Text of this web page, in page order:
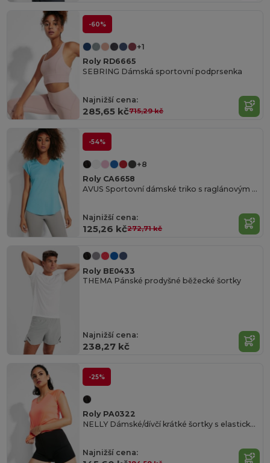
-60%
+1
Roly RD6665
SEBRING Dámská sportovní podprsenka
Najnižší cena:
285,65 kč715,29 kč
-54%
+8
Roly CA6658
AVUS Sportovní dámské triko s raglánovým rukávem
Najnižší cena:
125,26 kč272,71 kč
Roly BE0433
THEMA Pánské prodyšné běžecké šortky
Najnižší cena:
238,27 kč
-25%
Roly PA0322
NELLY Dámské/dívčí krátké šortky s elastickým pasem
Najnižší cena: